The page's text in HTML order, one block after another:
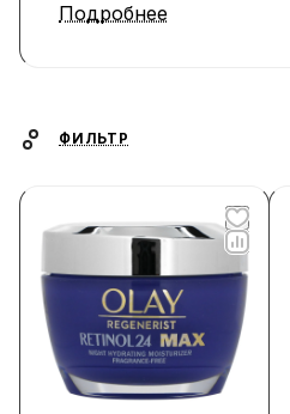
Подробнее
ФИЛЬТР